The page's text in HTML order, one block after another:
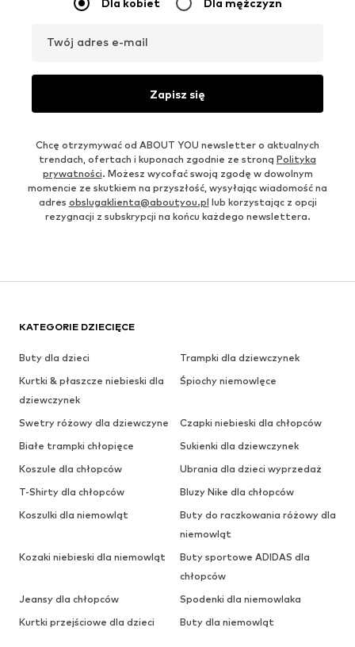
Dla kobiet Dla mężczyzn
Twój adres e-mail
Zapisz się
Chcę otrzymywać od ABOUT YOU newsletter o aktualnych
trendach, ofertach i kuponach zgodnie ze stroną Polityka
prywatności. Możesz wycofać swoją zgodę w dowolnym
momencie ze skutkiem na przyszłość, wysyłając wiadomość na
adres obslugaklienta@aboutyou.pl lub korzystając z opcji
rezygnacji z subskrypcji na końcu każdego newslettera.
KATEGORIE DZIECIĘCE
Buty dla dzieci
Trampki dla dziewczynek
Kurtki & płaszcze niebieski dla
dziewczynek
Śpiochy niemowlęce
Swetry różowy dla dziewczyne
Czapki niebieski dla chłopców
Białe trampki chłopięce
Sukienki dla dziewczynek
Koszule dla chłopców
Ubrania dla dzieci wyprzedaż
T-Shirty dla chłopców
Bluzy Nike dla chłopców
Koszulki dla niemowląt
Buty do raczkowania różowy dla
niemowląt
Kozaki niebieski dla niemowląt
Buty sportowe ADIDAS dla
chłopców
Jeansy dla chłopców
Spodenki dla niemowlaka
Kurtki przejściowe dla dzieci
Buty dla niemowląt